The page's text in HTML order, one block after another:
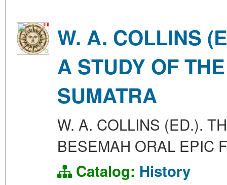
W. A. COLLINS
A STUDY OF
SUMATRA
W. A. COLLINS (ED.).
BESEMAH ORAL EPIC
Catalog: History